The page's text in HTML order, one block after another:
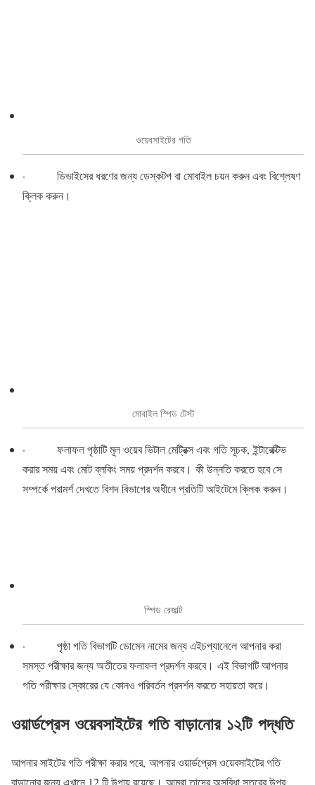
ওয়েবসাইটের গতি
· ডিভাইসের ধরণের জন্য ডেস্কটপ বা মোবাইল চয়ন করুন এবং বিশ্লেষণ
ক্লিক করুন।
মোবাইল স্পিড টেস্ট
· ফলাফল পৃষ্ঠাটি মূল ওয়েব ভিটাল মেট্রিক্স এবং গতি সূচক, ইন্টারেক্টিভ
করার সময় এবং মোট ব্লকিং সময় প্রদর্শন করবে। কী উন্নতি করতে হবে সে
সম্পর্কে পরামর্শ দেখতে বিশদ বিভাগের অধীনে প্রতিটি আইটেমে ক্লিক করুন।
স্পিড রেজাল্ট
· পৃষ্ঠা গতি বিভাগটি ডোমেন নামের জন্য এইচপ্যানেলে আপনার করা
সমস্ত পরীক্ষার জন্য অতীতের ফলাফল প্রদর্শন করবে। এই বিভাগটি আপনার
গতি পরীক্ষার স্কোরের যে কোনও পরিবর্তন প্রদর্শন করতে সহায়তা করে।
ওয়ার্ডপ্রেস ওয়েবসাইটের গতি বাড়ানোর ১২টি পদ্ধতি
আপনার সাইটের গতি পরীক্ষা করার পরে, আপনার ওয়ার্ডপ্রেস ওয়েবসাইটের গতি
বাড়ানোর জন্য এখানে 12 টি উপায় রয়েছে। আমরা তাদের অসুবিধা স্তরের উপর